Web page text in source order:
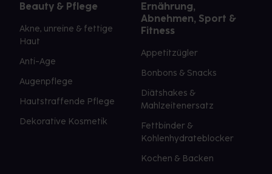
Beauty & Pflege
Akne, unreine & fettige
Haut
Anti-Age
Augenpflege
Hautstraffende Pflege
Dekorative Kosmetik
Ernährung,
Abnehmen, Sport &
Fitness
Appetitzügler
Bonbons & Snacks
Diätshakes &
Mahlzeitenersatz
Fettbinder &
Kohlenhydrateblocker
Kochen & Backen